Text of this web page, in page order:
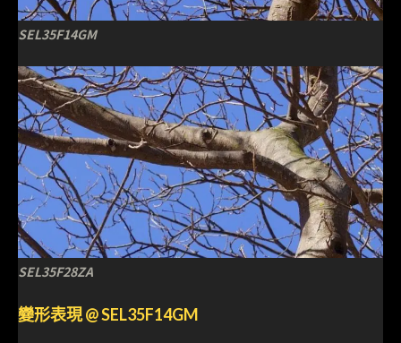
SEL35F14GM
SEL35F28ZA
變形表現 @ SEL35F14GM